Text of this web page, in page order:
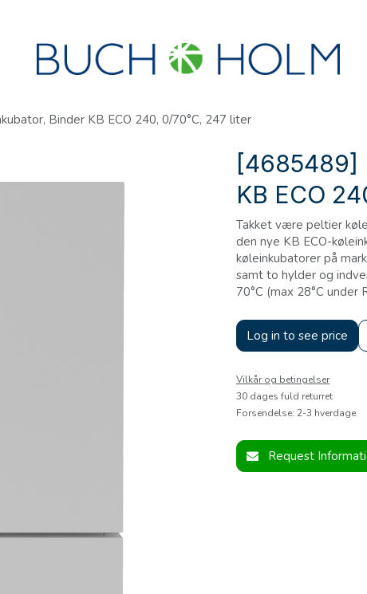
Binder KB ECO 240, 0/70°C, 247 liter
[4685489]
KB ECO
Takket være peltier
den nye KB ECO-
køleinkubatorer på
samt to hylder og
70°C (max 28°C under
Log in to see price
Vilkår og betingelser
30 dages fuld returret
Forsendelse: 2-3 hverdage
Request